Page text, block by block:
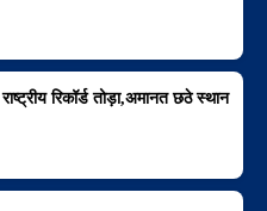
रिकॉर्ड तोड़ा,अमानत छठे स्थान